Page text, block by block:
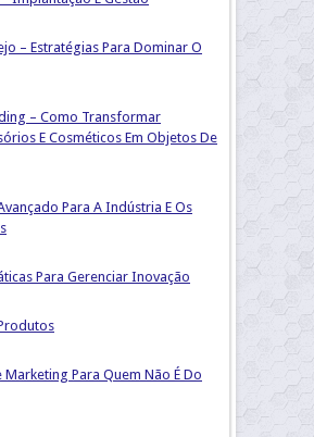
– Estratégias Para Dominar O
– Como Transformar
E Cosméticos Em Objetos De
Para A Indústria E Os
Para Gerenciar Inovação
Para Quem Não É Do